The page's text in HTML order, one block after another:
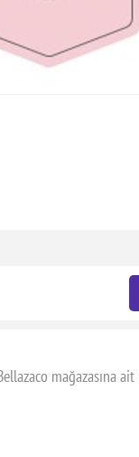
mağazasına